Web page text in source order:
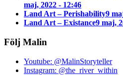
maj, 2022 - 12:46
Land Art – Perishability9
Land Art – Existance9 maj,
Följ Malin
Youtube: @MalinStoryteller
Instagram: @the_river_within